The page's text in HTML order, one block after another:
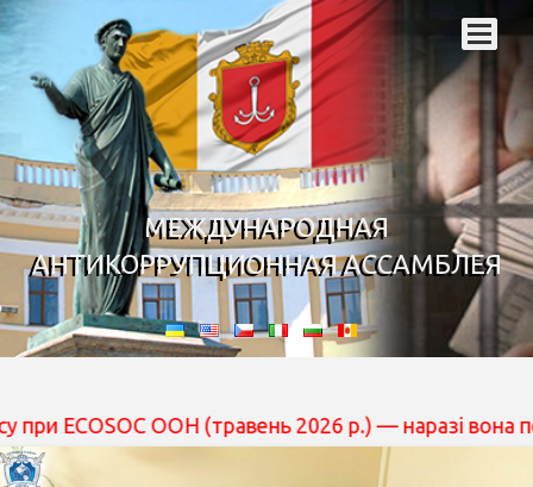
МЕЖДУНАРОДНАЯ
АНТИКОРРУПЦИОННАЯ АССАМБЛЕЯ
ООН (травень 2026 р.) — наразі вона